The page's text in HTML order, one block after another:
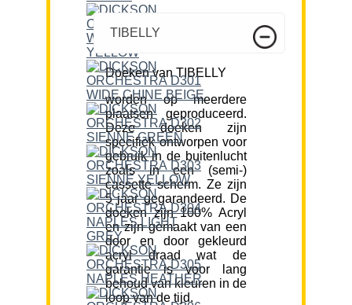
TIBELLY
Doeken van TIBELLY
worden op meerdere
plaatsen geproduceerd.
Deze doeken zijn
specifiek ontworpen voor
gebruik in de buitenlucht
zoals in een (semi-)
cassette scherm. Ze zijn
5 jaar gegarandeerd. De
doeken zijn 100% Acryl
en zijn gemaakt van een
door en door gekleurd
acryl draad wat de
garantie is voor lang
behoud van kleuren in de
loop van de tijd.